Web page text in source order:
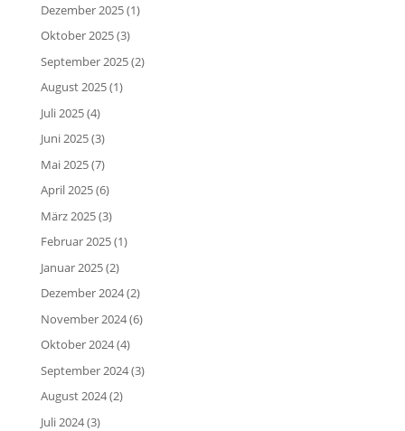
Dezember 2025(1)
Oktober 2025(3)
September 2025(2)
August 2025(1)
Juli 2025(4)
Juni 2025(3)
Mai 2025(7)
April 2025(6)
März 2025(3)
Februar 2025(1)
Januar 2025(2)
Dezember 2024(2)
November 2024(6)
Oktober 2024(4)
September 2024(3)
August 2024(2)
Juli 2024(3)